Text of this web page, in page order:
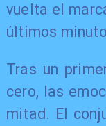
vuelta el
últimos
Tras un
cero, las
mitad. El